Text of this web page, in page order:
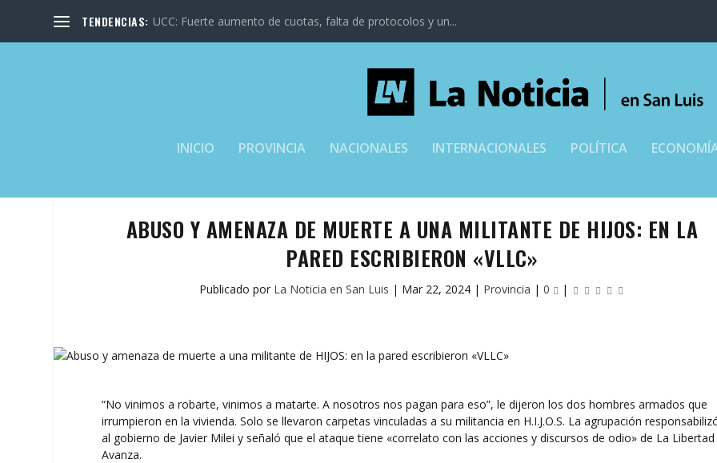
TENDENCIAS: UCC: Fuerte aumento de cuotas, falta de protocolos y un...
INICIO PROVINCIA NACIONALES INTERNACIONALES POLÍTICA
ABUSO Y AMENAZA DE MUERTE A UNA MILITANTE DE HIJOS: EN LA
PARED ESCRIBIERON «VLLC»
Publicado por La Noticia en San Luis | Mar 22, 2024 | Provincia |0 |
“No vinimos a robarte, vinimos a matarte. A nosotros nos pagan para eso”, le dijeron los dos hombres armados que
irrumpieron en la vivienda. Solo se llevaron carpetas vinculadas a su militancia en H.I.J.O.S. La agrupación
al gobierno de Javier Milei y señaló que el ataque tiene «correlato con las acciones y discursos de odio» de La Libertad
Avanza.